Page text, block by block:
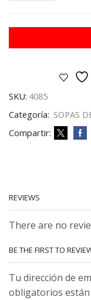
27
SERIE
SKU: 4085
Categoría: SOPAS
Compartir:
REVIEWS
There are no
BE THE FIRST TO
Tu dirección de
obligatorios están